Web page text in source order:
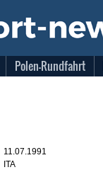
Polen-Rundfahrt
11.07.1991
ITA